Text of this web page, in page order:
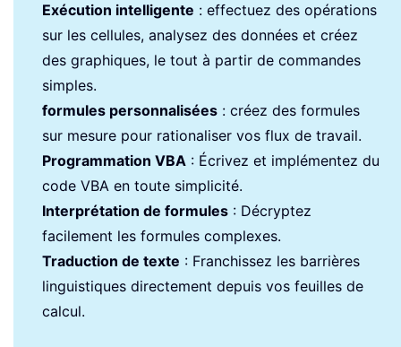
Exécution intelligente : effectuez des opérations
sur les cellules, analysez des données et créez
des graphiques, le tout à partir de commandes
simples.
formules personnalisées : créez des formules
sur mesure pour rationaliser vos flux de travail.
Programmation VBA : Écrivez et implémentez du
code VBA en toute simplicité.
Interprétation de formules : Décryptez
facilement les formules complexes.
Traduction de texte : Franchissez les barrières
linguistiques directement depuis vos feuilles de
calcul.